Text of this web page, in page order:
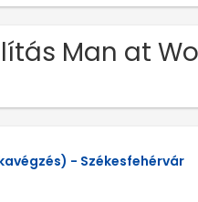
Man at
- Székesfehérvár